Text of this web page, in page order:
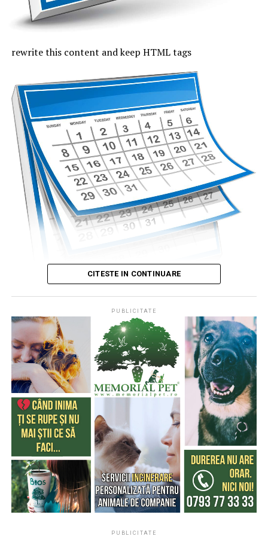
se vor încadra între 33 și 37 de grade, mai coborâte pe
litoral, unde vor fi 30 de grade. Noaptea, valorile termice
mult moderat și după-amiază vor fi posibile averse slabe.
Vineri, valorile termice nu mai trec de pragul caniculei,
la malul mării vor fi 33 de grade și minimele nocturne se
mențin între 19 și 24 de grade. Cerul va avea înnorări
temporare după-amiaza, când local vor fi averse slabe,
însoțite de fenomene electrice și intensificări de vânt.
rewrite this content and keep HTML tags
Publicat deCodrin RAITA,
4 august 2026, 05:00
S-a întâmplat într-o zi de 4 august
* Cu 333 de ani în urmă (1693), la această dată, monahul
francez, Dom Pérignon, degusta spuma unei băuturi
produse de el din vinul foarte acid de Champagne (o
regiune din nordul Franţei), băutură care a devenit
extrem de cunoscută şi i-a purtat numele
* Acum 322 de ani (1704) englezii au cucerit Gibraltarul,
în timpul Războiului Spaniol de Succesiune (Tratatul de
la Utrecht le-a recunoscut posesiunea, în anul 1713).
CITESTE IN CONTINUARE
PUBLICITATE
PUBLICITATE